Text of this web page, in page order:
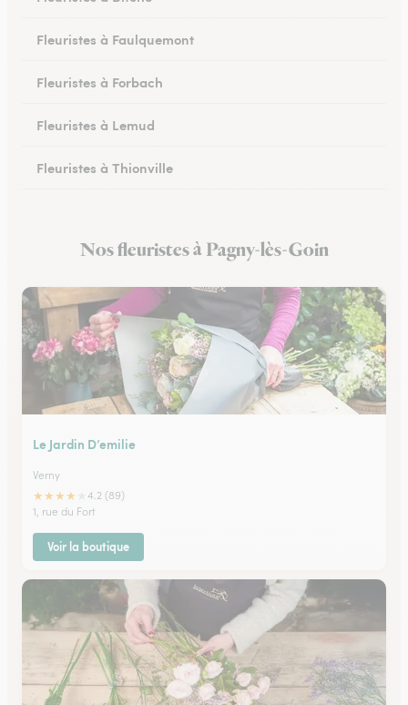
Fleuristes à Faulquemont
Fleuristes à Forbach
Fleuristes à Lemud
Fleuristes à Thionville
Fleuristes à Peltre
Nos fleuristes à Pagny-lès-Goin
Le Jardin D’emilie
Verny
★★★★
4.2 (89)
1, rue du Fort
Voir la boutique